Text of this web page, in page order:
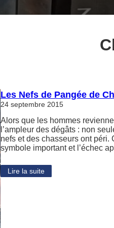
Les Nefs de Pangée de
24 septembre 2015
Alors que les hommes
l’ampleur des dégâts : non
nefs et des chasseurs ont péri.
symbole important et l’échec
Lire la suite